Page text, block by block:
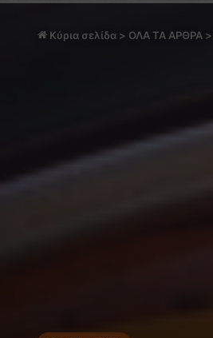
Κύρια σελίδα > ΟΛΑ ΤΑ ΑΡΘΡΑ >